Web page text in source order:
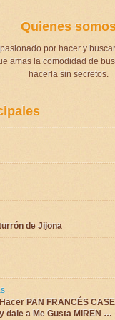
Quienes
por hacer y
amas la comodidad de
hacerla sin secretos.
de Jijona
PAN FRANCÉS
dale a Me Gusta MIREN …